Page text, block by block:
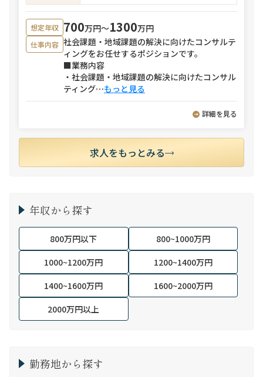
想定年収 700万円〜1300万円
仕事内容 社会課題・地域課題の解決に向けたコンサルテ
ィングをお任せするポジションです。
■業務内容
・社会課題・地域課題の解決に向けたコンサル
ティング⋯もっと見る
詳細を見る
求人をもっとみる
年収から探す
800万円以下
800~1000万円
1000~1200万円
1200~1400万円
1400~1600万円
1600~2000万円
2000万円以上
勤務地から探す